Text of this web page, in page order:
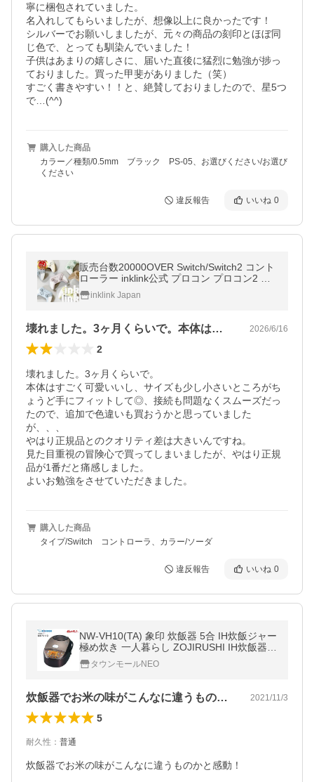
寧に梱包されていました。
名入れしてもらいましたが、想像以上に良かったです！
シルバーでお願いしましたが、元々の商品の刻印とほぼ同
じ色で、とっても馴染んでいました！
子供はあまりの嬉しさに、届いた直後に猛烈に勉強が捗っ
ておりました。買った甲斐がありました（笑）
すごく書きやすい！！と、絶賛しておりましたので、星5つ
で…(^^)
購入した商品
カラー／種類/0.5mm ブラック PS-05、お選びください/お選び
ください
違反報告 いいね 0
販売台数20000OVER Switch/Switch2 コント
ローラー inklink公式 プロコン プロコン2 ス
イッチ スイッチ2 ワイヤレスコントローラー
連射機能 ワイヤレス 第2世代
inklink Japan
壊れました。3ヶ月くらいで。本体はすご… 2026/6/16
2
壊れました。3ヶ月くらいで。
本体はすごく可愛いいし、サイズも少し小さいところがち
ょうど手にフィットして◎、接続も問題なくスムーズだっ
たので、追加で色違いも買おうかと思っていました
が、、、
やはり正規品とのクオリティ差は大きいんですね。
見た目重視の冒険心で買ってしまいましたが、やはり正規
品が1番だと痛感しました。
よいお勉強をさせていただきました。
購入した商品
タイプ/Switch コントローラ、カラー/ソーダ
違反報告 いいね 0
NW-VH10(TA) 象印 炊飯器 5合 IH炊飯ジャー
極め炊き 一人暮らし ZOJIRUSHI IH炊飯器
5.5合炊き NW-VH10-TA
タウンモールNEO
炊飯器でお米の味がこんなに違うものかと… 2021/11/3
5
耐久性 ： 普通
炊飯器でお米の味がこんなに違うものかと感動！